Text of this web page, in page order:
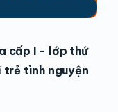
cấp I - lớp thứ
trẻ tình nguyện